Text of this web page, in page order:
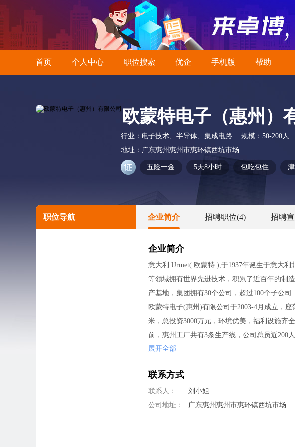
首页 个人中心 职位搜索 优企 手机版 帮助
欧蒙特电子（惠州）
行业： 电子技术、半导体、集成电路 规模： 50-200人
地址： 广东惠州惠州市惠环镇西坑市场
五险一金 5天8小时 包吃包住
职位导航 企业简介 招聘职位(4) 招聘
企业简介
意大利 Urmet( 欧蒙特 ),于1937年诞生于意大
等领域拥有世界先进技术，积累了近百年的制
产基地，集团拥有30个公司，超过100个子公司
欧蒙特电子(惠州)有限公司于2003-4月成立，
米，总投资3000万元，环境优美，福利设施齐
前，惠州工厂共有3条生产线，公司总员近200人
为提高公司产品在技术方面的领先优势,在总部
惠州工厂行车路线：
如果你在惠州，请乘坐22路车，从西坑市场下
到西坑市场欧蒙特电子即可。
展开全部
联系方式
联系人：
刘小姐
公司地址：
广东惠州惠州市惠环镇西坑市场